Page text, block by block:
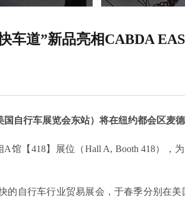
车道”新品亮相CABDA
自行车展览会东站）将在纽约都会区麦德
馆【418】展位（Hall A, Booth 418）
的自行车行业贸易展会，于春季分别在